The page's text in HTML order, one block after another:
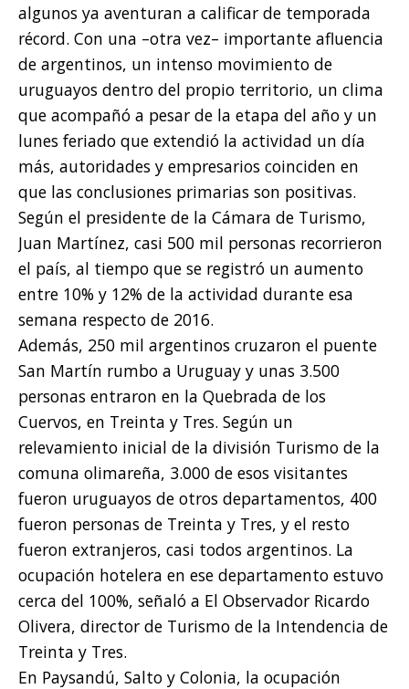
algunos ya aventuran a calificar de temporada
récord. Con una –otra vez– importante afluencia
de argentinos, un intenso movimiento de
uruguayos dentro del propio territorio, un clima
que acompañó a pesar de la etapa del año y un
lunes feriado que extendió la actividad un día
más, autoridades y empresarios coinciden en
que las conclusiones primarias son positivas.
Según el presidente de la Cámara de Turismo,
Juan Martínez, casi 500 mil personas recorrieron
el país, al tiempo que se registró un aumento
entre 10% y 12% de la actividad durante esa
semana respecto de 2016.
Además, 250 mil argentinos cruzaron el puente
San Martín rumbo a Uruguay y unas 3.500
personas entraron en la Quebrada de los
Cuervos, en Treinta y Tres. Según un
relevamiento inicial de la división Turismo de la
comuna olimareña, 3.000 de esos visitantes
fueron uruguayos de otros departamentos, 400
fueron personas de Treinta y Tres, y el resto
fueron extranjeros, casi todos argentinos. La
ocupación hotelera en ese departamento estuvo
cerca del 100%, señaló a El Observador Ricardo
Olivera, director de Turismo de la Intendencia de
Treinta y Tres.
En Paysandú, Salto y Colonia, la ocupación